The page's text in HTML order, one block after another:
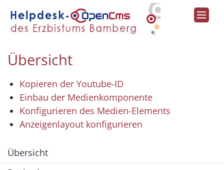
Zum Inhalt springen
Übersicht
Kopieren der Youtube-ID
Einbau der Medienkomponente
Konfigurieren des Medien-Elements
Anzeigenlayout konfigurieren
Übersicht